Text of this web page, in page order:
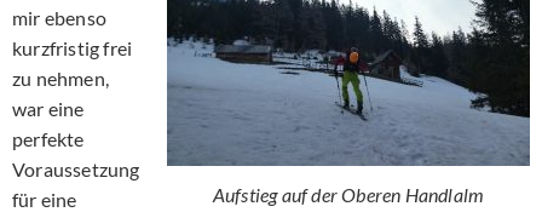
Aufstieg auf der Oberen Handlalm
mir ebenso
kurzfristig frei
zu nehmen,
war eine
perfekte
Voraussetzung
für eine